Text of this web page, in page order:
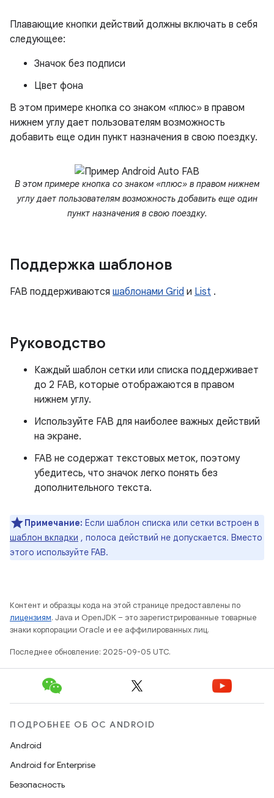
Плавающие кнопки действий должны включать в себя
следующее:
Значок без подписи
Цвет фона
В этом примере кнопка со знаком «плюс» в правом
нижнем углу дает пользователям возможность
добавить еще один пункт назначения в свою поездку.
В этом примере кнопка со знаком «плюс» в правом нижнем
углу дает пользователям возможность добавить еще один
пункт назначения в свою поездку.
Поддержка шаблонов
FAB поддерживаются шаблонами Grid и List .
Руководство
Каждый шаблон сетки или списка поддерживает
до 2 FAB, которые отображаются в правом
нижнем углу.
Используйте FAB для наиболее важных действий
на экране.
FAB не содержат текстовых меток, поэтому
убедитесь, что значок легко понять без
дополнительного текста.
Примечание: Если шаблон списка или сетки встроен в
шаблон вкладки , полоса действий не допускается. Вместо
этого используйте FAB.
Контент и образцы кода на этой странице предоставлены по
лицензиям. Java и OpenJDK – это зарегистрированные товарные
знаки корпорации Oracle и ее аффилированных лиц.
Последнее обновление: 2025-09-05 UTC.
ПОДРОБНЕЕ ОБ ОС ANDROID
Android
Android for Enterprise
Безопасность